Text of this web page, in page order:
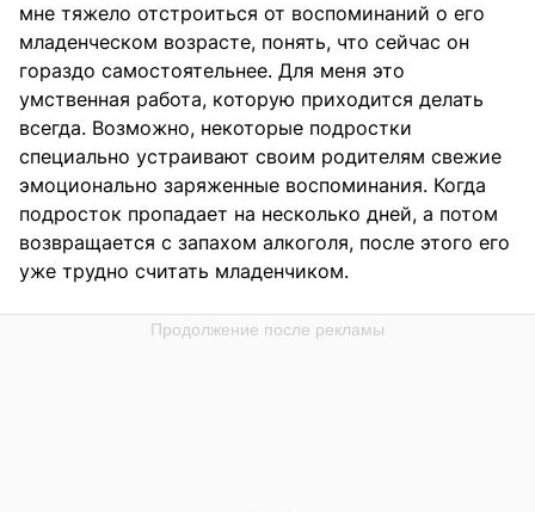
мне тяжело отстроиться от воспоминаний о его
младенческом возрасте, понять, что сейчас он
гораздо самостоятельнее. Для меня это
умственная работа, которую приходится делать
всегда. Возможно, некоторые подростки
специально устраивают своим родителям свежие
эмоционально заряженные воспоминания. Когда
подросток пропадает на несколько дней, а потом
возвращается с запахом алкоголя, после этого его
уже трудно считать младенчиком.